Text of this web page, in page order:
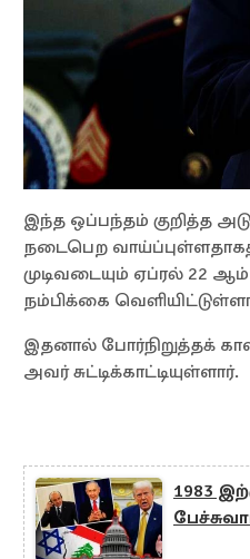
இந்த ஒப்பந்தம் குறித்த
நடைபெற
முடிவடையும் ஏப்ரல் 22 ஆம்
நம்பிக்கை
இதனால் போர்நிறுத்தக்
அவர் சுட்டிக்காட்டியுள்ளார்.
1983